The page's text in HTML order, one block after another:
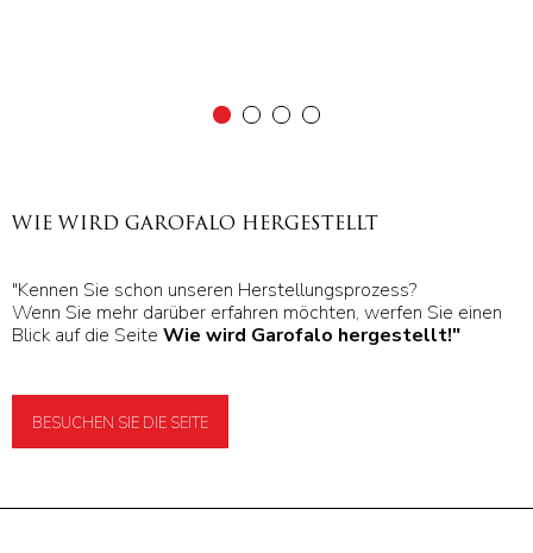
WIE WIRD GAROFALO HERGESTELLT
"Kennen Sie schon unseren Herstellungsprozess?
Wenn Sie mehr darüber erfahren möchten, werfen Sie einen
Blick auf die Seite Wie wird Garofalo hergestellt!"
BESUCHEN SIE DIE SEITE